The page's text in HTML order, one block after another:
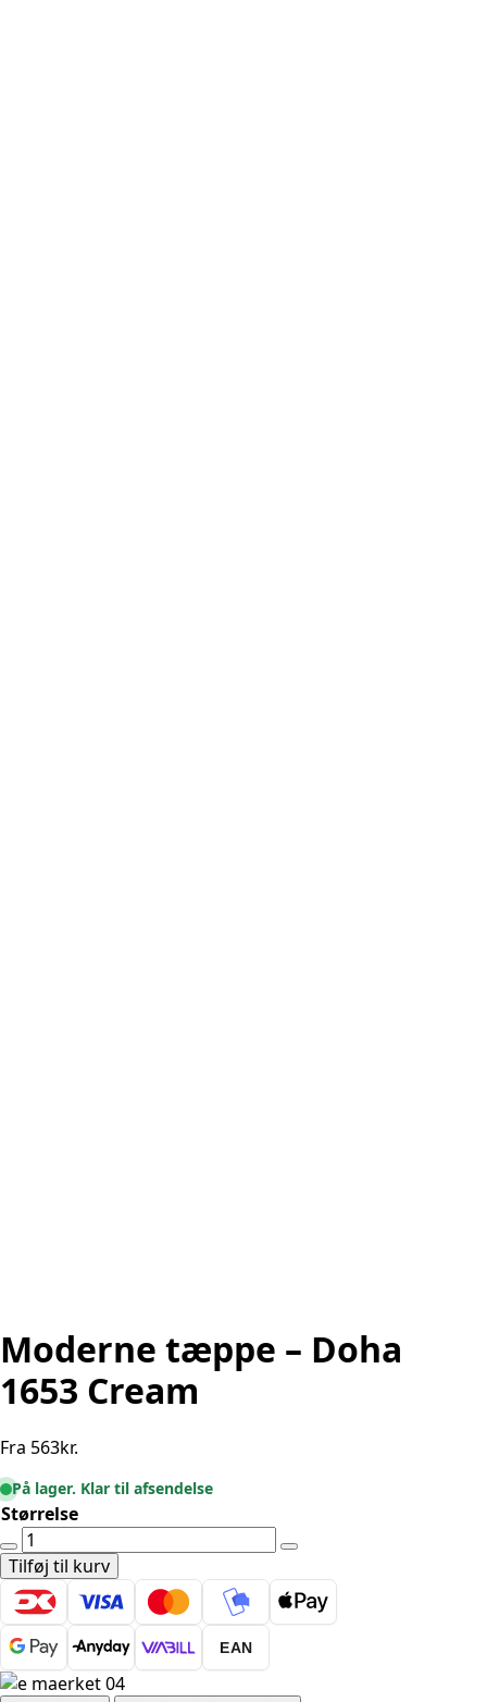
Moderne tæppe – Doha
1653 Cream
Fra 563kr.
På lager. Klar til afsendelse
Størrelse
Moderne
tæppe
-
Doha
1653
Cream
antal
Tilføj til kurv
EAN